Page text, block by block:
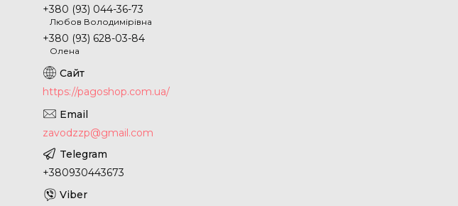
+380 (93) 044-36-73
Любов Володимірівна
+380 (93) 628-03-84
Олена
https://pagoshop.com.ua/
zavodzzp@gmail.com
+380930443673